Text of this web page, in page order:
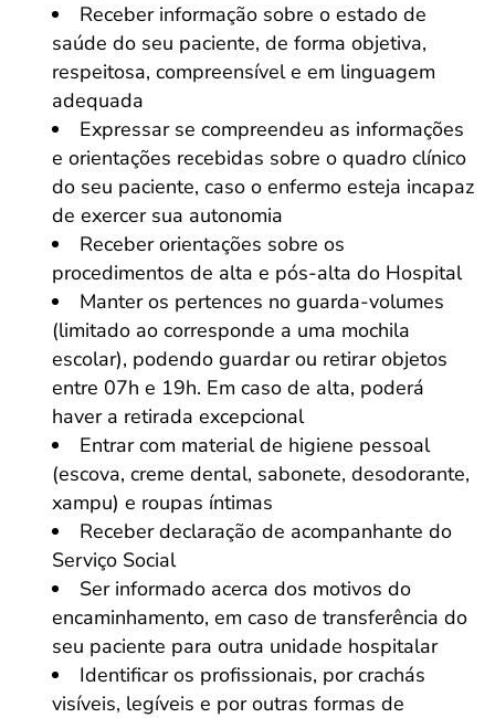
Receber informação sobre o estado de
saúde do seu paciente, de forma objetiva,
respeitosa, compreensível e em linguagem
adequada
Expressar se compreendeu as informações
e orientações recebidas sobre o quadro clínico
do seu paciente, caso o enfermo esteja incapaz
de exercer sua autonomia
Receber orientações sobre os
procedimentos de alta e pós-alta do Hospital
Manter os pertences no guarda-volumes
(limitado ao corresponde a uma mochila
escolar), podendo guardar ou retirar objetos
entre 07h e 19h. Em caso de alta, poderá
haver a retirada excepcional
Entrar com material de higiene pessoal
(escova, creme dental, sabonete, desodorante,
xampu) e roupas íntimas
Receber declaração de acompanhante do
Serviço Social
Ser informado acerca dos motivos do
encaminhamento, em caso de transferência do
seu paciente para outra unidade hospitalar
Identificar os profissionais, por crachás
visíveis, legíveis e por outras formas de